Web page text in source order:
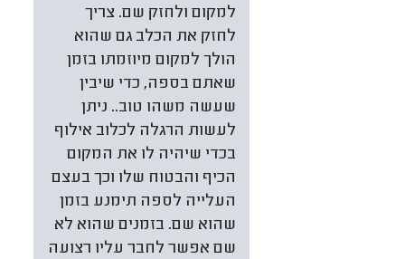
למקום ולחזק שם. צריך
לחזק את הכלב גם שהוא
הולך למקום מיוזמתו בזמן
שאתם בספה, כדי שיבין
שעשה משהו טוב.. ניתן
לעשות הרגלה לכלוב אילוף
בכדי שיהיה לו את המקום
הכיף והבטוח שלו וכך בעצם
העלייה לספה תימנע בזמן
שהוא שם. בזמנים שהוא לא
שם אפשר לחבר עליו רצועה